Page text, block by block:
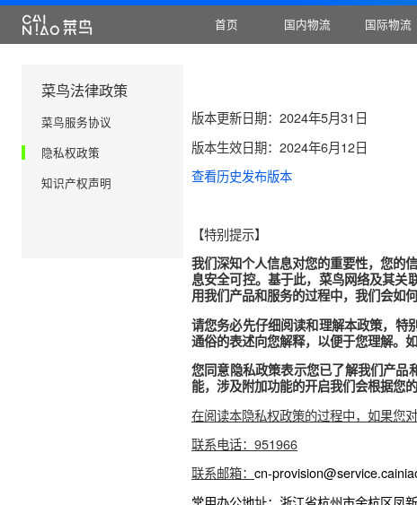
国内物流
菜鸟法律政策
版本更新日期：2024年5月31日
【特别提示】
我们深知个人信息对您的重要性
用我们产品和服务的过程中，我
请您务必先仔细阅读和理解本
通俗的表述向您解释，以便于您
您同意隐私政策表示您已了解
能，涉及附加功能的开启我们会
联系电话：951966